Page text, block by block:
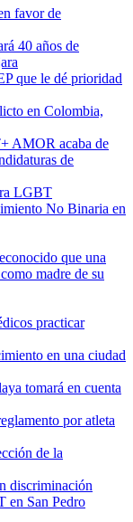
favor de
40 años de
que le dé prioridad
en Colombia,
AMOR acaba de
de
LGBT
No Binaria en
que una
madre de su
practicar
en una ciudad
tomará en cuenta
por atleta
de la
discriminación
en San Pedro